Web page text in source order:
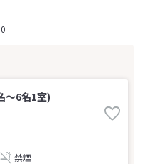
～6名1室)
禁煙